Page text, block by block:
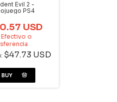
Evil 2 -
PS4
USD
Efectivo o
$47.73 USD